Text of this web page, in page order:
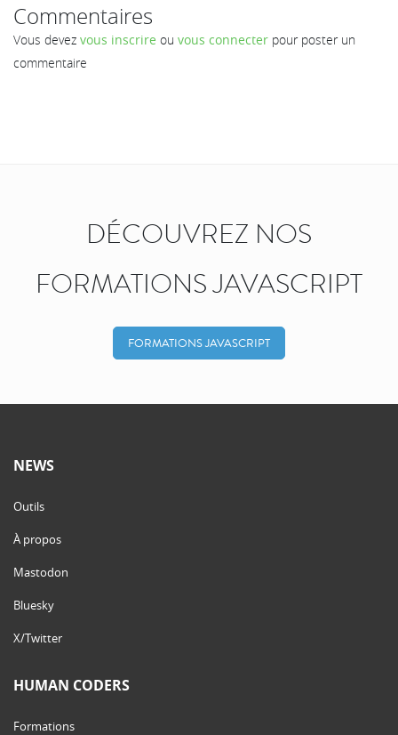
Commentaires
Vous devez vous inscrire ou vous connecter pour poster un
commentaire
DÉCOUVREZ NOS
FORMATIONS JAVASCRIPT
FORMATIONS JAVASCRIPT
NEWS
Outils
À propos
Mastodon
Bluesky
X/Twitter
HUMAN CODERS
Formations